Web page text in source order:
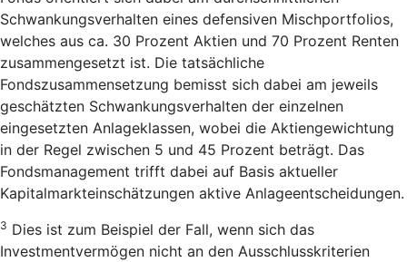
Schwankungsverhalten eines defensiven Mischportfolios,
welches aus ca. 30 Prozent Aktien und 70 Prozent Renten
zusammengesetzt ist. Die tatsächliche
Fondszusammensetzung bemisst sich dabei am jeweils
geschätzten Schwankungsverhalten der einzelnen
eingesetzten Anlageklassen, wobei die Aktiengewichtung
in der Regel zwischen 5 und 45 Prozent beträgt. Das
Fondsmanagement trifft dabei auf Basis aktueller
Kapitalmarkteinschätzungen aktive Anlageentscheidungen.
3 Dies ist zum Beispiel der Fall, wenn sich das
Investmentvermögen nicht an den Ausschlusskriterien